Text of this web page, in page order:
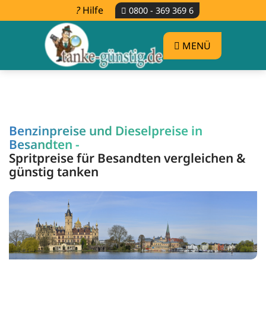
Hilfe 0800 - 369 369 6
MENÜ
Benzinpreise und Dieselpreise in
Besandten -
Spritpreise für Besandten vergleichen &
günstig tanken